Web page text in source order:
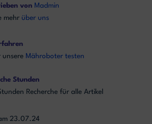
von Madmin
mehr über uns
unsere Mähroboter testen
Stunden
Recherche für alle Artikel
23.07.24